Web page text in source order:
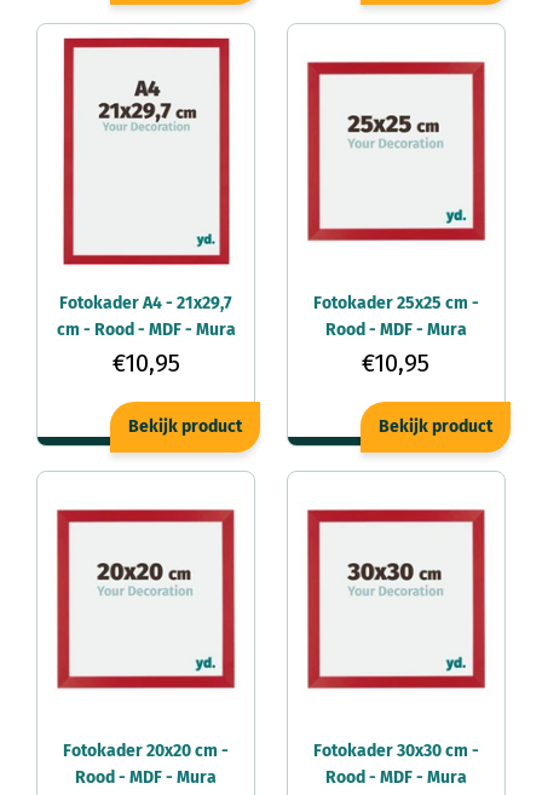
Fotokader A4 - 21x29,7
cm - Rood - MDF - Mura
€10,95
Bekijk product
Fotokader 25x25 cm -
Rood - MDF - Mura
€10,95
Bekijk product
Fotokader 20x20 cm -
Rood - MDF - Mura
Fotokader 30x30 cm -
Rood - MDF - Mura